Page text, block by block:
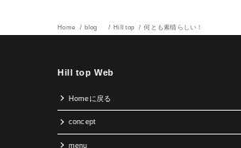
Home blog Hill top 何とも素晴らしい！
Hill top Web
Homeに戻る
concept
menu